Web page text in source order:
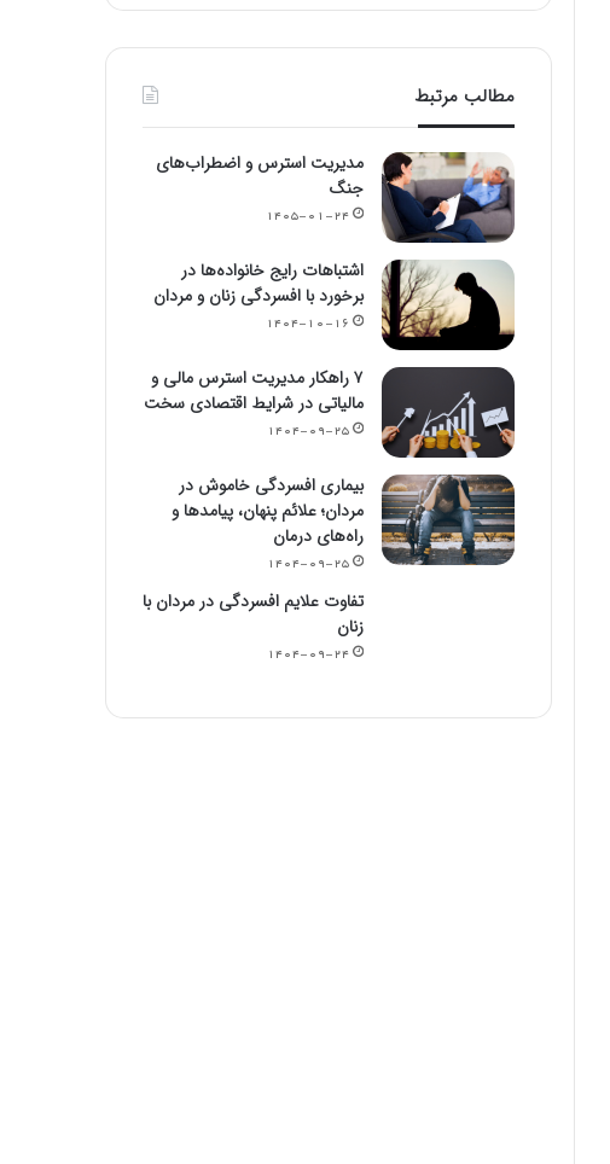
مطالب مرتبط
مدیریت استرس و اضطراب‌های
جنگ
۱۴۰۵-۰۱-۲۴
اشتباهات رایج خانواده‌ها در
برخورد با افسردگی زنان و مردان
۱۴۰۴-۱۰-۱۶
۷ راهکار مدیریت استرس مالی و
مالیاتی در شرایط اقتصادی سخت
۱۴۰۴-۰۹-۲۵
بیماری افسردگی خاموش در
مردان؛ علائم پنهان، پیامدها و
راه‌های درمان
۱۴۰۴-۰۹-۲۵
تفاوت علایم افسردگی در مردان با
زنان
۱۴۰۴-۰۹-۲۴